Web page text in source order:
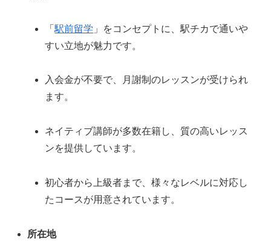
「駅前留学 」をコンセプトに、駅チカで通いや
すい立地が魅力です。
入会金が不要で、月謝制のレッスンが受けられ
ます。
ネイティブ講師が多数在籍し、質の高いレッス
ンを提供しています。
初心者から上級者まで、様々なレベルに対応し
たコースが用意されています。
所在地